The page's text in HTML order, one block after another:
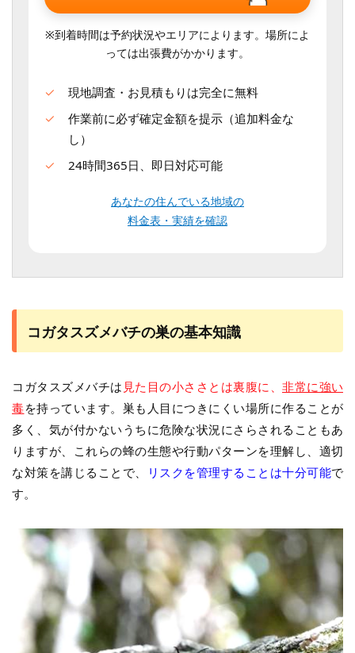
※到着時間は予約状況やエリアによります。場所によ
っては出張費がかかります。
現地調査・お見積もりは完全に無料
作業前に必ず確定金額を提示（追加料金な
し）
24時間365日、即日対応可能
あなたの住んでいる地域の
料金表・実績を確認
コガタスズメバチの巣の基本知識
コガタスズメバチは 見た目の小ささとは裏腹に、 非常に強い
毒を持っています。巣も人目につきにくい場所に作ることが
多く、気が付かないうちに危険な状況にさらされることもあ
りますが、これらの蜂の生態や行動パターンを理解し、適切
な対策を講じることで、
リスクを管理することは十分可能で
す。